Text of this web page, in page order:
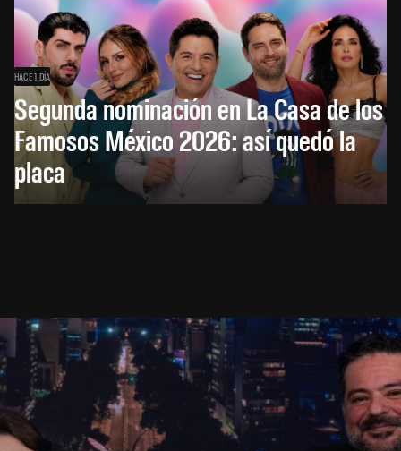
HACE 1 DÍA
Segunda nominación en La Casa de los
Famosos México 2026: así quedó la
placa